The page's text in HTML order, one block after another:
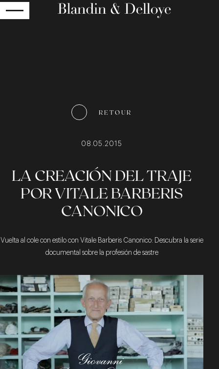
RETOUR
08.05.2015
LA CREACIÓN DEL TRAJE
POR VITALE BARBERIS
CANONICO
Vuelta al cole con estilo con Vitale Barberis Canonico: Descubra la serie
documental sobre la profesión de sastre